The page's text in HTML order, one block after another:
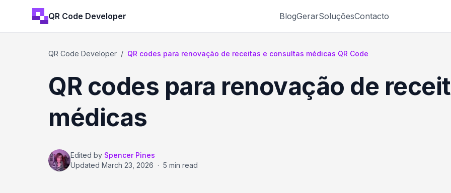
QR Code Developer BlogGerarSoluçõesContacto
QR Code Developer / QR codes para renovação de receitas e consultas médicas QR Code
QR codes para renovação de
médicas
Edited by Spencer Pines
Updated March 23, 2026 · 5 min read